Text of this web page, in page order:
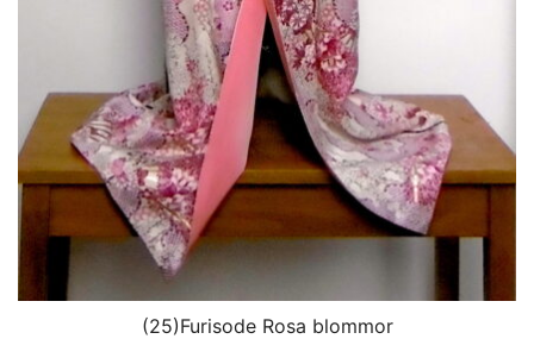
(25)Furisode Rosa blommor